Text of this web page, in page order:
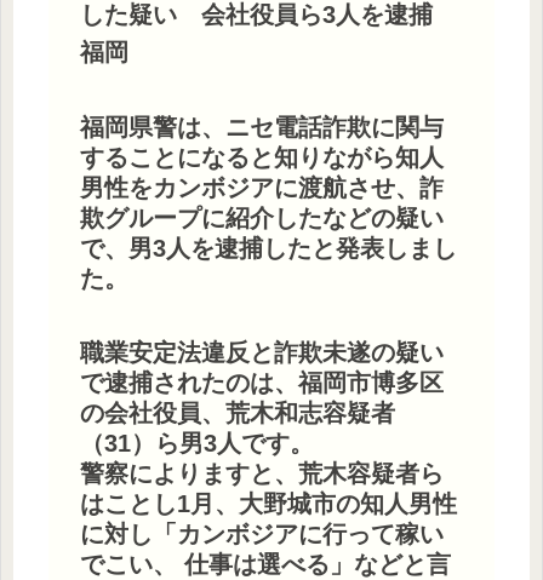
した疑い 会社役員ら3人を逮捕
福岡
福岡県警は、ニセ電話詐欺に関与
することになると知りながら知人
男性をカンボジアに渡航させ、詐
欺グループに紹介したなどの疑い
で、男3人を逮捕したと発表しまし
た。
職業安定法違反と詐欺未遂の疑い
で逮捕されたのは、福岡市博多区
の会社役員、荒木和志容疑者
（31）ら男3人です。
警察によりますと、荒木容疑者ら
はことし1月、大野城市の知人男性
に対し「カンボジアに行って稼い
でこい、 仕事は選べる」などと言